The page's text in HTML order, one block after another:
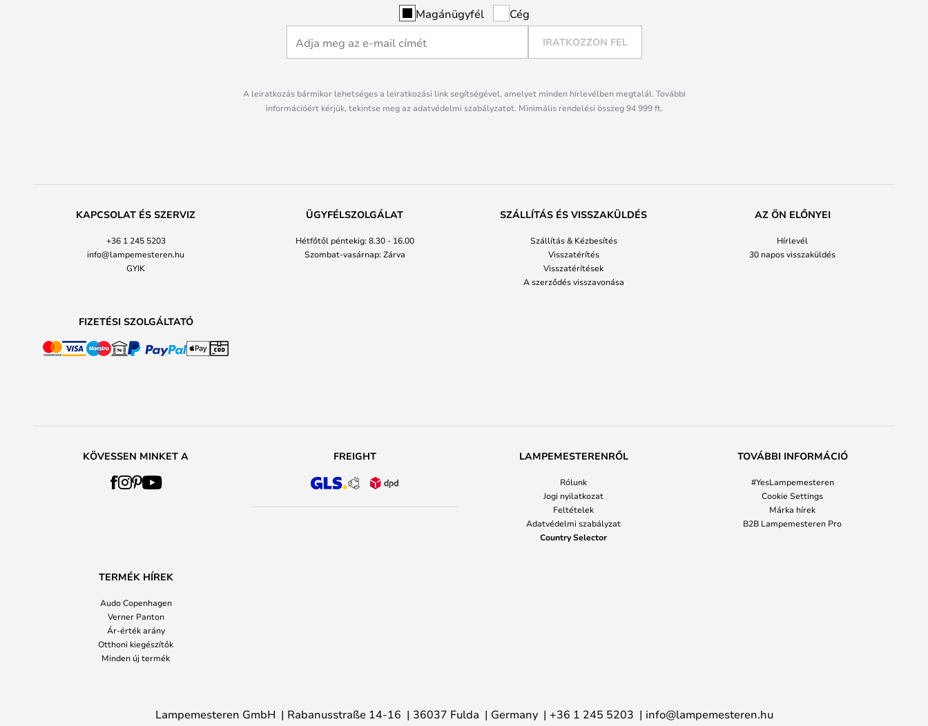
Magánügyfél Cég
IRATKOZZON FEL
A leiratkozás bármikor lehetséges a leiratkozási link segítségével, amelyet minden hírlevélben megtalál. További
információért kérjük, tekintse meg az adatvédelmi szabályzatot. Minimális rendelési összeg 94 999 ft.
KAPCSOLAT ÉS SZERVIZ
+36 1 245 5203
info@lampemesteren.hu
GYIK
ÜGYFÉLSZOLGÁLAT
Hétfőtől péntekig: 8.30 - 16.00
Szombat-vasárnap: Zárva
SZÁLLÍTÁS ÉS VISSZAKÜLDÉS
Szállítás & Kézbesítés
Visszatérítés
Visszatérítések
A szerződés visszavonása
AZ ÖN ELŐNYEI
Hírlevél
30 napos visszaküldés
FIZETÉSI SZOLGÁLTATÓ
KÖVESSEN MINKET A FREIGHT LAMPEMESTERENRŐL
Rólunk
Jogi nyilatkozat
Feltételek
Adatvédelmi szabályzat
Country Selector
TOVÁBBI INFORMÁCIÓ
#YesLampemesteren
Cookie Settings
Márka hírek
B2B Lampemesteren Pro
TERMÉK HÍREK
Audo Copenhagen
Verner Panton
Ár-érték arány
Otthoni kiegészítők
Minden új termék
Lampemesteren GmbH Rabanusstraße 14-16 36037 Fulda Germany +36 1 245 5203 info@lampemesteren.hu